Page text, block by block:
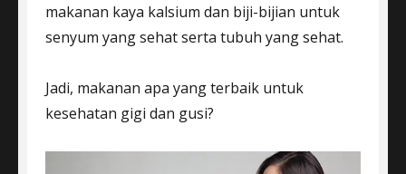
makanan kaya kalsium dan biji-bijian untuk
senyum yang sehat serta tubuh yang sehat.
Jadi, makanan apa yang terbaik untuk
kesehatan gigi dan gusi?